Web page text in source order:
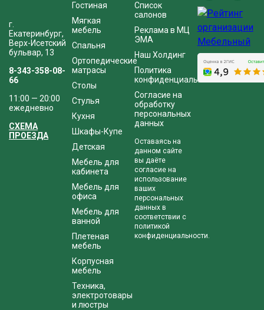
г.
Екатеринбург,
Верх-Исетский
бульвар, 13
8-343-358-08-
66
11:00 — 20:00
ежедневно
СХЕМА
ПРОЕЗДА
Гостиная
Мягкая
мебель
Спальня
Ортопедические
матрасы
Столы
Стулья
Кухня
Шкафы-Купе
Детская
Мебель для
кабинета
Мебель для
офиса
Мебель для
ванной
Плетеная
мебель
Корпусная
мебель
Техника,
электротовары
и люстры
Список
салонов
Реклама в МЦ
ЭМА
Наш Холдинг
Политика
конфиденциальности
Согласие на
обработку
персональных
данных
Оставаясь на
данном сайте
вы даёте
согласие на
использование
ваших
персональных
данных в
соответствии с
политикой
конфиденциальности.